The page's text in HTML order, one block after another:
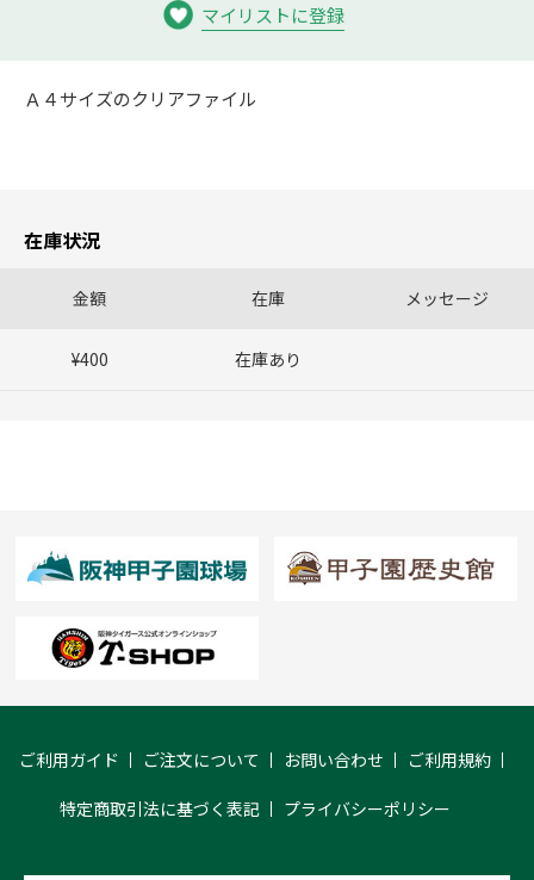
マイリストに登録
Ａ４サイズのクリアファイル
在庫状況
金額 在庫 メッセージ
¥400 在庫あり
ご利用ガイド ご注文について お問い合わせ ご利用規約
特定商取引法に基づく表記 プライバシーポリシー